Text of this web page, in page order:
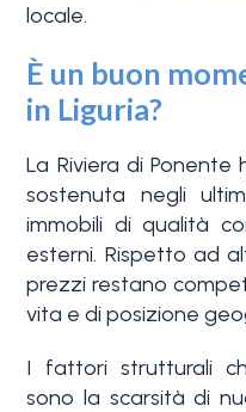
locale.
È un buon
in Liguria?
La Riviera di
sostenuta negli
immobili di qualità
esterni. Rispetto ad
prezzi restano
vita e di posizione
I fattori strutturali
sono la scarsità di